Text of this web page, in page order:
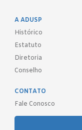
A ADUSP
Histórico
Estatuto
Diretoria
Conselho
CONTATO
Fale Conosco